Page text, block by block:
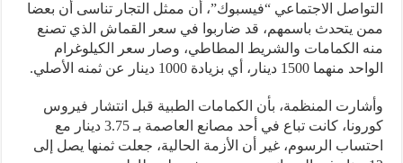
الاجتماعي “فيسبوك”، أن ممثل التجار تناسى أن بعضا
يتحدث باسمهم، قد ضاربوا في سعر القماش الذي تصنع
الكمامات والشريط المطاطي، وصار سعر الكيلوغرام
دينار، أي بزيادة 1000 دينار عن ثمنه الأصلي.
المنظمة، بأن الكمامات الطبية قبل انتشار فيروس
كورونا، كانت تباع في أحد مصانع العاصمة بـ 3.75 دينار مع
الرسوم، غير أن الأزمة الحالية، جعلت ثمنها يصل إلى